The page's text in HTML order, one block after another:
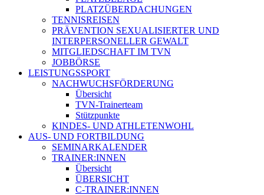
PLATZÜBERDACHUNGEN
TENNISREISEN
PRÄVENTION SEXUALISIERTER UND
INTERPERSONELLER GEWALT
MITGLIEDSCHAFT IM TVN
JOBBÖRSE
LEISTUNGSSPORT
NACHWUCHSFÖRDERUNG
Übersicht
TVN-Trainerteam
Stützpunkte
KINDES- UND ATHLETENWOHL
AUS- UND FORTBILDUNG
SEMINARKALENDER
TRAINER:INNEN
Übersicht
ÜBERSICHT
C-TRAINER:INNEN